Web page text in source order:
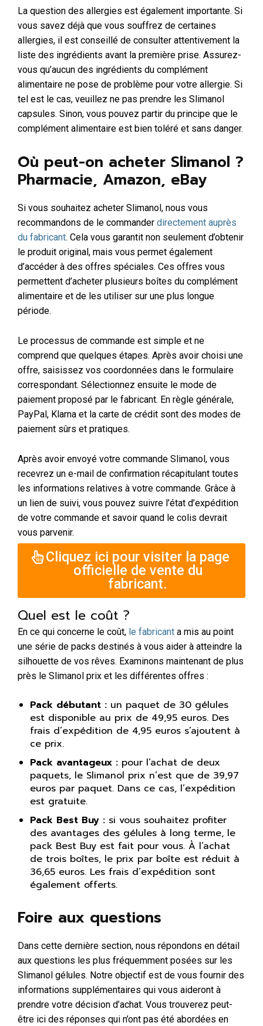
La question des allergies est également importante. Si
vous savez déjà que vous souffrez de certaines
allergies, il est conseillé de consulter attentivement la
liste des ingrédients avant la première prise. Assurez-
vous qu’aucun des ingrédients du complément
alimentaire ne pose de problème pour votre allergie. Si
tel est le cas, veuillez ne pas prendre les Slimanol
capsules. Sinon, vous pouvez partir du principe que le
complément alimentaire est bien toléré et sans danger.
Où peut-on acheter Slimanol ?
Pharmacie, Amazon, eBay
Si vous souhaitez acheter Slimanol, nous vous
recommandons de le commander directement auprès
du fabricant. Cela vous garantit non seulement d’obtenir
le produit original, mais vous permet également
d’accéder à des offres spéciales. Ces offres vous
permettent d’acheter plusieurs boîtes du complément
alimentaire et de les utiliser sur une plus longue
période.
Le processus de commande est simple et ne
comprend que quelques étapes. Après avoir choisi une
offre, saisissez vos coordonnées dans le formulaire
correspondant. Sélectionnez ensuite le mode de
paiement proposé par le fabricant. En règle générale,
PayPal, Klarna et la carte de crédit sont des modes de
paiement sûrs et pratiques.
Après avoir envoyé votre commande Slimanol, vous
recevrez un e-mail de confirmation récapitulant toutes
les informations relatives à votre commande. Grâce à
un lien de suivi, vous pouvez suivre l’état d’expédition
de votre commande et savoir quand le colis devrait
vous parvenir.
Cliquez ici pour visiter la page
officielle de vente du
fabricant.
Quel est le coût ?
En ce qui concerne le coût, le fabricant a mis au point
une série de packs destinés à vous aider à atteindre la
silhouette de vos rêves. Examinons maintenant de plus
près le Slimanol prix et les différentes offres :
Pack débutant : un paquet de 30 gélules
est disponible au prix de 49,95 euros. Des
frais d’expédition de 4,95 euros s’ajoutent à
ce prix.
Pack avantageux : pour l’achat de deux
paquets, le Slimanol prix n’est que de 39,97
euros par paquet. Dans ce cas, l’expédition
est gratuite.
Pack Best Buy : si vous souhaitez profiter
des avantages des gélules à long terme, le
pack Best Buy est fait pour vous. À l’achat
de trois boîtes, le prix par boîte est réduit à
36,65 euros. Les frais d’expédition sont
également offerts.
Foire aux questions
Dans cette dernière section, nous répondons en détail
aux questions les plus fréquemment posées sur les
Slimanol gélules. Notre objectif est de vous fournir des
informations supplémentaires qui vous aideront à
prendre votre décision d’achat. Vous trouverez peut-
être ici des réponses qui n’ont pas été abordées en